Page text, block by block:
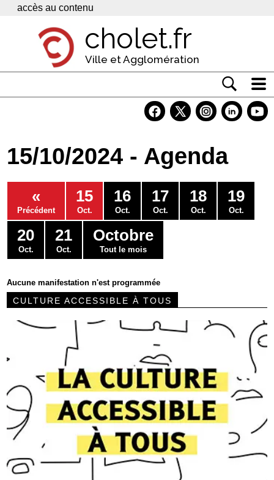
Panneau de gestion des cookies
accès au contenu
cholet.fr
Ville et Agglomération
Economie
Services
Contacts
15/10/2024 - Agenda
«
Précédent
15
Oct.
16
Oct.
17
Oct.
18
Oct.
19
Oct.
20
Oct.
21
Oct.
Octobre
Tout le mois
Aucune manifestation n'est programmée
CULTURE ACCESSIBLE À TOUS